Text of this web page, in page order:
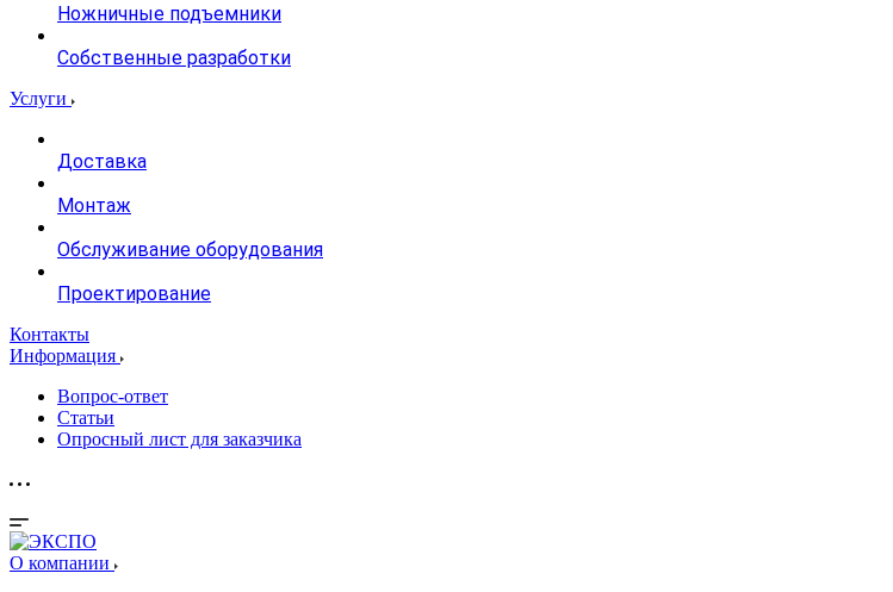
Ножничные подъемники
Собственные разработки
Услуги
Доставка
Монтаж
Обслуживание оборудования
Проектирование
Контакты
Информация
Вопрос-ответ
Статьи
Опросный лист для заказчика
О компании